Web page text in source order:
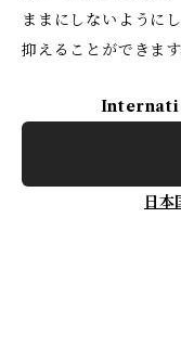
ままにしないように
抑えることができます
日本